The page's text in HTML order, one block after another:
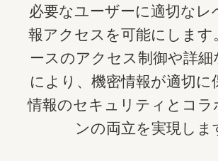
必要なユーザーに適切なレ
報アクセスを可能にします
ースのアクセス制御や詳細
により、機密情報が適切に
情報のセキュリティとコラ
ンの両立を実現しま